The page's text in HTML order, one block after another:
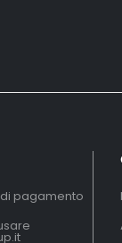
pagamento